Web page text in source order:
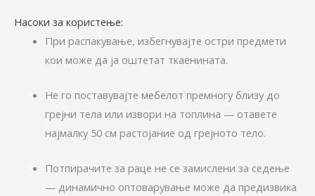
Насоки за користење:
При распакување, избегнувајте остри предмети
кои може да ја оштетат ткаенината.
Не го поставувајте мебелот премногу близу до
грејни тела или извори на топлина — отавете
најмалку 50 см растојание од грејното тело.
Потпирачите за раце не се замислени за седење
— динамично оптоварување може да предизвика